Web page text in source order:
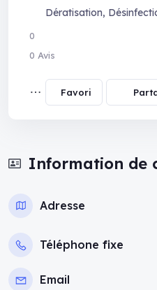
Dératisation,
0
0 Avis
Information de
Adresse
Téléphone fixe
Email